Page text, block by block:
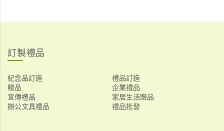
訂製禮品
紀念品訂造
禮品訂造
贈品
企業禮品
宣傳禮品
家居生活贈品
辦公文具禮品
禮品批發